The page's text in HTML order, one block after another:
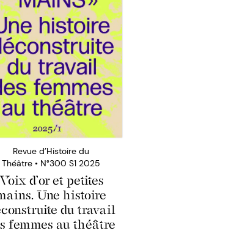
Revue d’Histoire du
Théâtre • N°300 S1 2025
Voix d’or et petites
Une histoire
du travail
femmes au théâtre